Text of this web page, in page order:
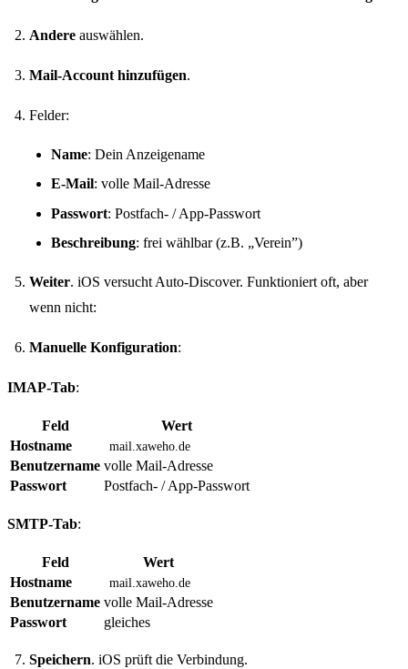
Andere auswählen.
Mail-Account hinzufügen.
Felder:
Name: Dein Anzeigename
E-Mail: volle Mail-Adresse
Passwort: Postfach- / App-Passwort
Beschreibung: frei wählbar (z.B. „Verein”)
Weiter. iOS versucht Auto-Discover. Funktioniert oft, aber
wenn nicht:
Manuelle Konfiguration:
IMAP-Tab:
Feld
Wert
Hostname
mail.xaweho.de
Benutzername volle Mail-Adresse
Passwort
Postfach- / App-Passwort
SMTP-Tab:
Feld
Wert
Hostname
mail.xaweho.de
Benutzername volle Mail-Adresse
Passwort
gleiches
Speichern. iOS prüft die Verbindung.